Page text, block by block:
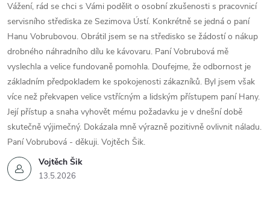
Vojtěch Šik
13.5.2026
Vážení, rád se chci s Vámi podělit o osobní zkušenosti s pracovnicí
servisního střediska ze Sezimova Ústí. Konkrétně se jedná o paní
Hanu Vobrubovou. Obrátil jsem se na středisko se žádostí o nákup
drobného náhradního dílu ke kávovaru. Paní Vobrubová mě
vyslechla a velice fundovaně pomohla. Doufejme, že odbornost je
základním předpokladem ke spokojenosti zákazníků. Byl jsem však
více než překvapen velice vstřícným a lidským přístupem paní Hany.
Její přístup a snaha vyhovět mému požadavku je v dnešní době
skutečně výjimečný. Dokázala mně výrazně pozitivně ovlivnit náladu.
Paní Vobrubová - děkuji. Vojtěch Šik.